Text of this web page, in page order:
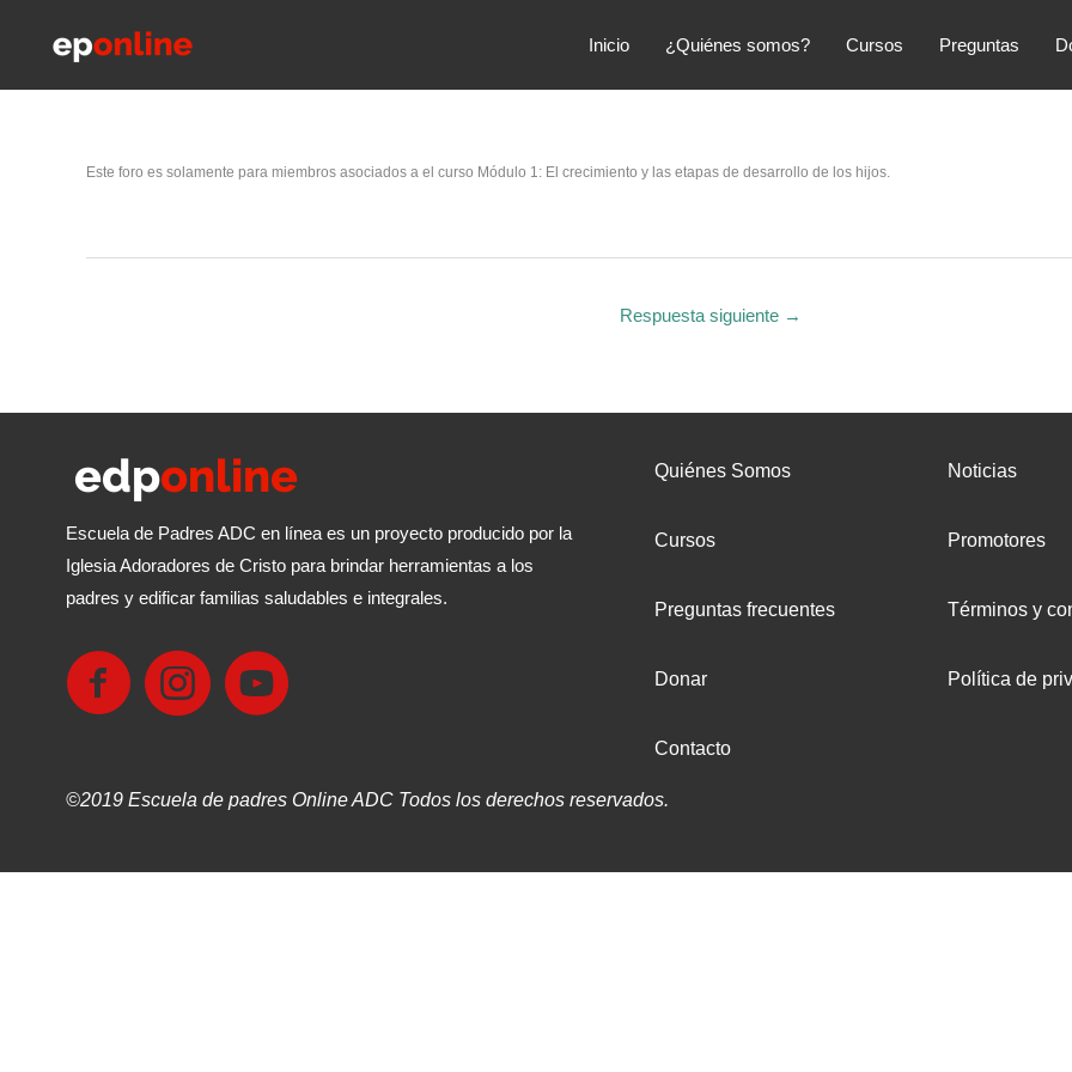
Inicio ¿Quiénes somos? Cursos Preguntas
Este foro es solamente para miembros asociados a el curso Módulo 1: El crecimiento y las etapas de desarrollo de los hijos.
Respuesta siguiente →
Escuela de Padres ADC en línea es un proyecto producido por la
Iglesia Adoradores de Cristo para brindar herramientas a los
padres y edificar familias saludables e integrales.
Quiénes Somos
Cursos
Preguntas frecuentes
Donar
Contacto
Noticias
Promotores
Términos y
Política de
©2019 Escuela de padres Online ADC Todos los derechos reservados.